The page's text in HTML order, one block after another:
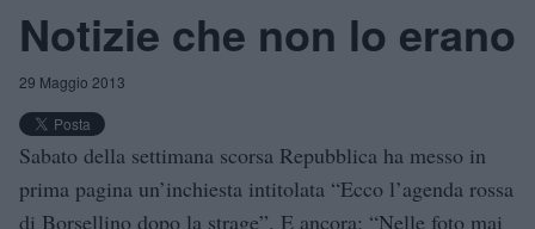
Notizie che non lo erano
29 Maggio 2013
Sabato della settimana scorsa Repubblica ha messo in
prima pagina un’inchiesta intitolata “Ecco l’agenda rossa
di Borsellino dopo la strage”. E ancora: “Nelle foto mai